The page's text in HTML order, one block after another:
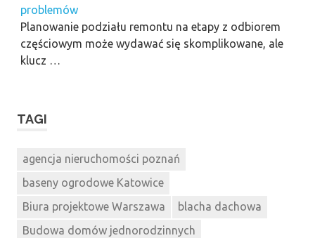
problemów
Planowanie podziału remontu na etapy z odbiorem
częściowym może wydawać się skomplikowane, ale
klucz …
TAGI
agencja nieruchomości poznań
baseny ogrodowe Katowice
Biura projektowe Warszawa
blacha dachowa
Budowa domów jednorodzinnych